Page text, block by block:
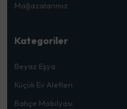
Mağazalarımız
Kategoriler
Beyaz Eşya
Küçük Ev Aletleri
Bahçe Mobilyası